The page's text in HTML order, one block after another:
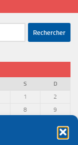
S
D
1
2
8
9
23